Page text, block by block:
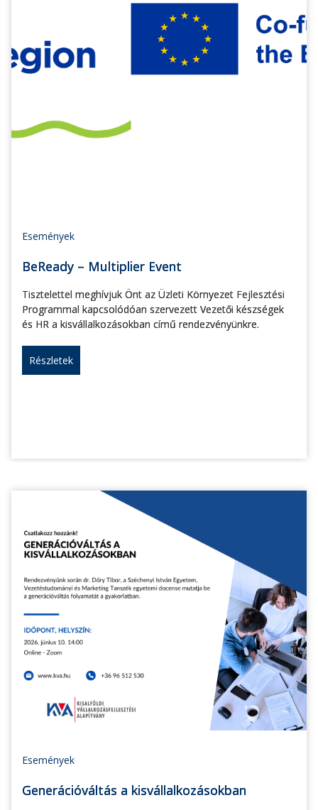
Események
BeReady – Multiplier Event
Tisztelettel meghívjuk Önt az Üzleti Környezet Fejlesztési
Programmal kapcsolódóan szervezett Vezetői készségek
és HR a kisvállalkozásokban című rendezvényünkre.
Részletek
Események
Generációváltás a kisvállalkozásokban